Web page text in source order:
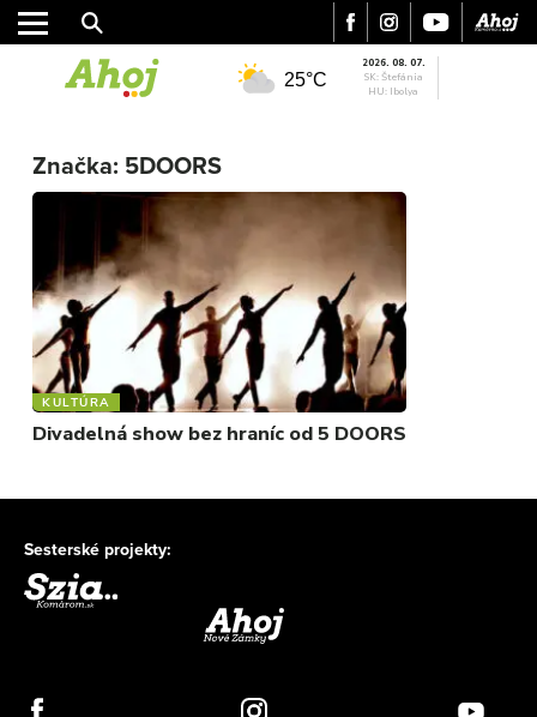
ŠPORT
KULTÚRA
VIDEO
MIX
25°C
2026. 08. 07.
SK: Štefánia
HU: Ibolya
Značka: 5DOORS
KULTÚRA
Divadelná show bez hraníc od 5 DOORS
Sesterské projekty: